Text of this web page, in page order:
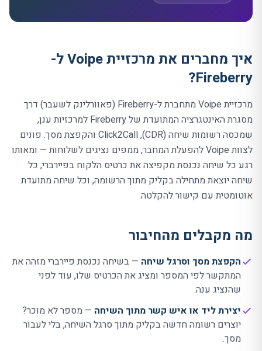
איך מחברים את מרכזיית Voipe ל-
Fireberry?
מרכזיית Voipe מתחברת ל-Fireberry (פאוורלינק לשעבר) דרך
מסגרת האינטגרציה המתועדת של Fireberry למרכזיות ענן,
שמכסה רשומות שיחה (CDR
),
Click2Call והקפצת מסך. פונים
לצוות Voipe להפעלת המחבר, ממפים נציגים לשלוחות — ומאותו
רגע כל שיחה נכנסת מקפיצה את כרטיס הלקוח בפיירברי, כל
שיחה יוצאת מתחילה בקליק מתוך הרשומה, וכל שיחה מתועדת
אוטומטית עם קישור להקלטה.
מה מקבלים מהחיבור
הקפצת מסך וסרגל שיחה — בשיחה נכנסת פיירברי מזהה את
המתקשר לפי המספר ומציג את הכרטיס שלו, עוד לפני
שהנציג ענה.
יצירת ליד או איש קשר מתוך השיחה — מספר לא מוכר?
יוצרים רשומה חדשה בקליק מתוך סרגל השיחה, בלי לעבור
מסך.